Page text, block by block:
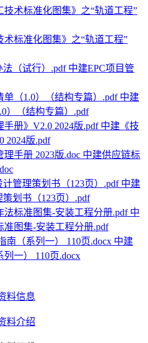
标准化图集》之“轨道工程”
中建EPC项目管
中建
）（结构专篇）.pdf
中建《技
2024版.pdf
中建供应链标
中建
划书（123页）.pdf
中
准图集-安装工程分册.pdf
中建
一） 110页.docx
料信息
料介绍